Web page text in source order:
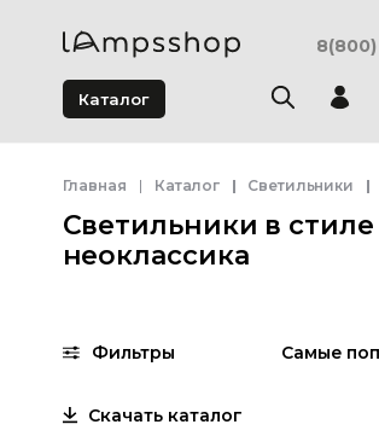
Каталог
Главная Каталог Светильники
Светильники в стиле
неоклассика
Фильтры Самые
Скачать каталог